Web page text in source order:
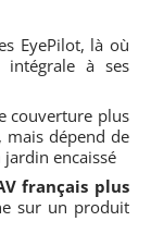
EyePilot, là où
intégrale à ses
couverture plus
mais dépend de
encaissé
français plus
sur un produit